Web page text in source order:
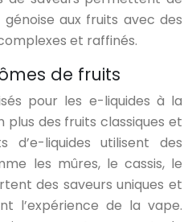
aux fruits avec des
et raffinés.
de fruits
pour les e-liquides à la
plus des fruits classiques et
d’e-liquides utilisent des
les mûres, le cassis, le
des saveurs uniques et
l’expérience de la vape.